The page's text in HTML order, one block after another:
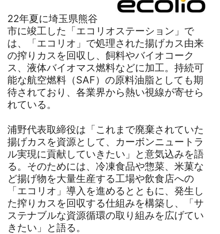
22年夏に埼玉県熊谷
市に竣工した「エコリオステーション」で
は、「エコリオ」で処理された揚げカス由来
の搾りカスを回収し、飼料やバイオコーク
ス、液体バイオマス燃料などに加工。持続可
能な航空燃料（SAF）の原料油脂としても期
待されており、各業界から熱い視線が寄せら
れている。
浦野代表取締役は「これまで廃棄されていた
揚げカスを資源として、カーボンニュートラ
ル実現に貢献していきたい」と意気込みを語
る。そのためには、冷凍食品や惣菜、米菓な
ど揚げ物を大量生産する工場や飲食店への
「エコリオ」導入を進めるとともに、発生し
た搾りカスを回収する仕組みを構築し、「サ
ステナブルな資源循環の取り組みを広げてい
きたい」と語る。